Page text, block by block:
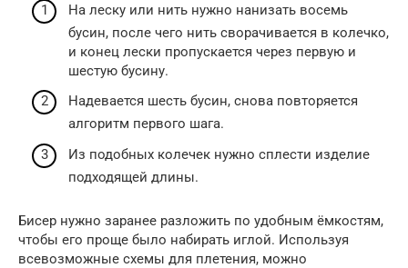
На леску или нить нужно нанизать восемь
бусин, после чего нить сворачивается в колечко,
и конец лески пропускается через первую и
шестую бусину.
Надевается шесть бусин, снова повторяется
алгоритм первого шага.
Из подобных колечек нужно сплести изделие
подходящей длины.
Бисер нужно заранее разложить по удобным ёмкостям,
чтобы его проще было набирать иглой. Используя
всевозможные схемы для плетения, можно